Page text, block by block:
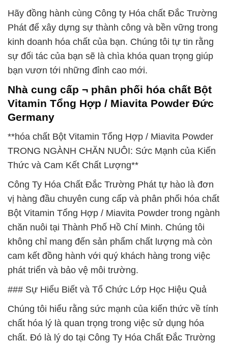
Hãy đồng hành cùng Công ty Hóa chất Đắc Trường
Phát để xây dựng sự thành công và bền vững trong
kinh doanh hóa chất của bạn. Chúng tôi tự tin rằng
sự đối tác của bạn sẽ là chìa khóa quan trọng giúp
bạn vươn tới những đỉnh cao mới.
Nhà cung cấp ¬ phân phối hóa chất Bột
Vitamin Tổng Hợp / Miavita Powder Đức
Germany
**hóa chất Bột Vitamin Tổng Hợp / Miavita Powder
TRONG NGÀNH CHĂN NUÔI: Sức Mạnh của Kiến
Thức và Cam Kết Chất Lượng**
Công Ty Hóa Chất Đắc Trường Phát tự hào là đơn
vị hàng đầu chuyên cung cấp và phân phối hóa chất
Bột Vitamin Tổng Hợp / Miavita Powder trong ngành
chăn nuôi tại Thành Phố Hồ Chí Minh. Chúng tôi
không chỉ mang đến sản phẩm chất lượng mà còn
cam kết đồng hành với quý khách hàng trong việc
phát triển và bảo vệ môi trường.
### Sự Hiểu Biết và Tổ Chức Lớp Học Hiệu Quả
Chúng tôi hiểu rằng sức mạnh của kiến thức về tính
chất hóa lý là quan trọng trong việc sử dụng hóa
chất. Đó là lý do tại Công Ty Hóa Chất Đắc Trường